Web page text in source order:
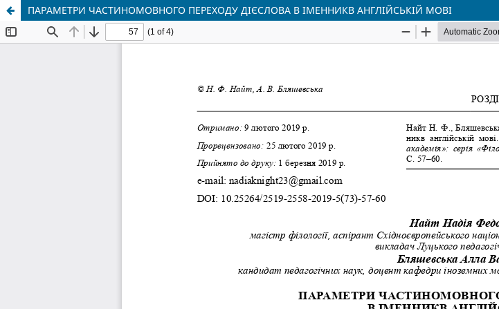
ПАРАМЕТРИ ЧАСТИНОМОВНОГО ПЕРЕХОДУ ДІЄСЛОВА В ІМЕННИКВ АНГЛІЙСЬКІЙ МОВІ